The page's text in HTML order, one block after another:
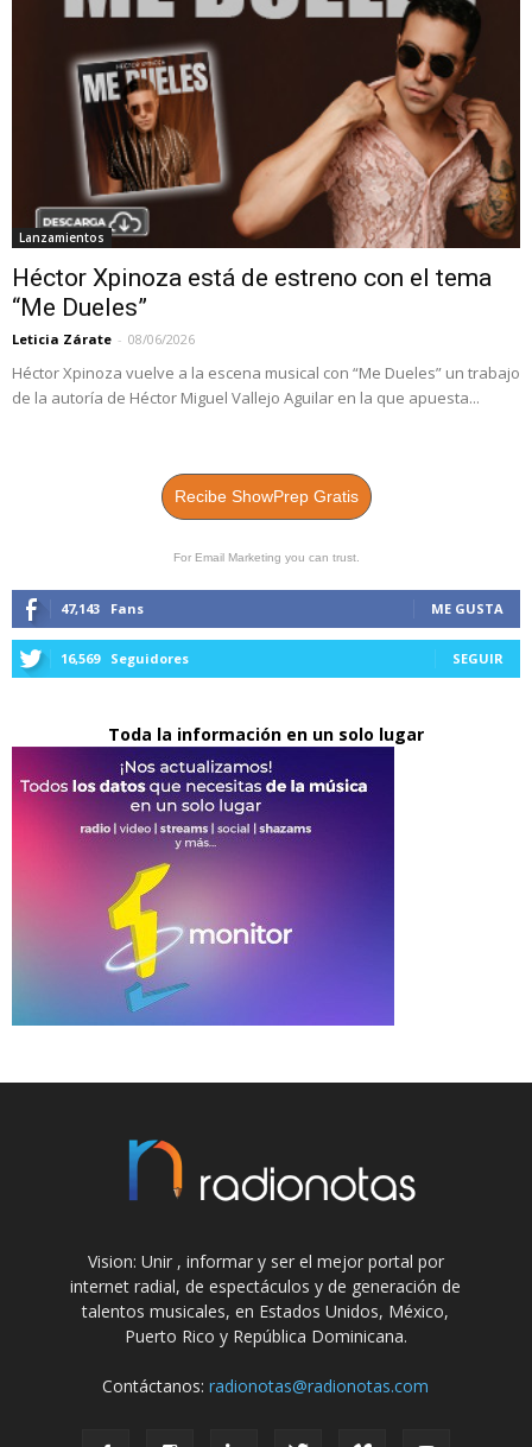
Lanzamientos
Héctor Xpinoza está de estreno con el tema
“Me Dueles”
Leticia Zárate - 08/06/2026
Héctor Xpinoza vuelve a la escena musical con “Me Dueles” un trabajo
de la autoría de Héctor Miguel Vallejo Aguilar en la que apuesta...
Recibe ShowPrep Gratis
For Email Marketing you can trust.
47,143 Fans ME GUSTA
16,569 Seguidores SEGUIR
Toda la información en un solo lugar
Vision: Unir , informar y ser el mejor portal por
internet radial, de espectáculos y de generación de
talentos musicales, en Estados Unidos, México,
Puerto Rico y República Dominicana.
Contáctanos:radionotas@radionotas.com